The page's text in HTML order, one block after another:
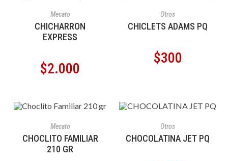
Mecato
CHICHARRON
EXPRESS
$2.000
Otros
CHICLETS ADAMS PQ
$300
Mecato
CHOCLITO FAMILIAR
210 GR
Otros
CHOCOLATINA JET PQ